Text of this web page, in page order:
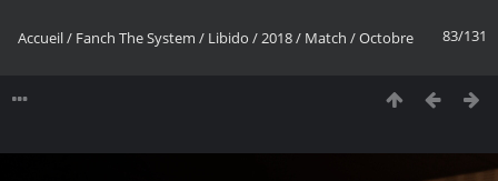
83/131
Accueil/ Fanch The System / Libido /2018/ Match /Octobre